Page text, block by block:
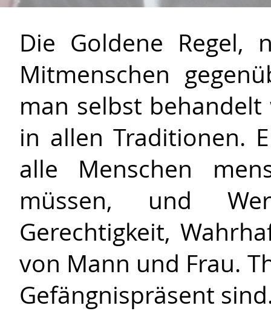
Die Goldene Regel,
Mitmenschen
man selbst
in allen Traditionen.
alle Menschen
müssen, und
Gerechtigkeit,
von Mann und Frau.
Gefängnispräsent